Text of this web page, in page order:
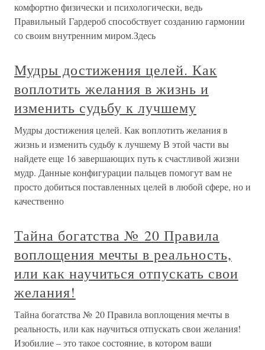
комфортно физически и психологически, ведь
Правильный Гардероб способствует созданию гармонии
со своим внутренним миром.Здесь
Мудры достижения целей. Как
воплотить желания в жизнь и
изменить судьбу к лучшему
Мудры достижения целей. Как воплотить желания в
жизнь и изменить судьбу к лучшему В этой части вы
найдете еще 16 завершающих путь к счастливой жизни
мудр. Данные конфигурации пальцев помогут вам не
просто добиться поставленных целей в любой сфере, но и
качественно
Тайна богатства № 20 Правила
воплощения мечты в реальность,
или как научиться отпускать свои
желания!
Тайна богатства № 20 Правила воплощения мечты в
реальность, или как научиться отпускать свои желания!
Изобилие – это такое состояние, в котором ваши